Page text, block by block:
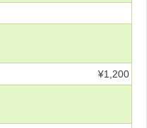
¥1,200